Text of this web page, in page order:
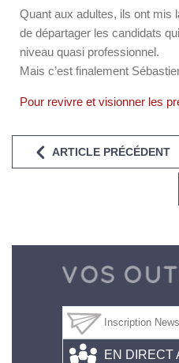
Quant aux adultes, ils ont mis
de départager les candidats
niveau quasi professionnel.
Mais c’est finalement
Pour revivre et visionner les
ARTICLE PRÉCÉDENT
EN DIRECT